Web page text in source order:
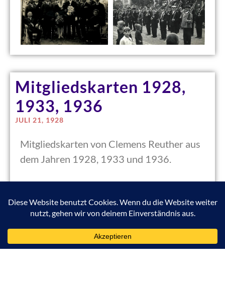
Mitgliedskarten 1928,
1933, 1936
JULI 21, 1928
Mitgliedskarten von Clemens Reuther aus
dem Jahren 1928, 1933 und 1936.